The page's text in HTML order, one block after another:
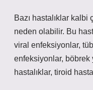
Bazı hastalıklar kalbi
neden olabilir. Bu
viral enfeksiyonlar,
enfeksiyonlar,
hastalıklar, tiroid